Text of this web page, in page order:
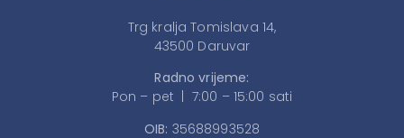
Trg kralja Tomislava 14,
43500 Daruvar
Radno vrijeme:
Pon – pet | 7:00 – 15:00 sati
OIB: 35688993528